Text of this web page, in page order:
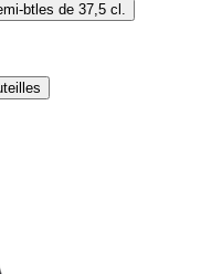
btles de 37,5 cl.